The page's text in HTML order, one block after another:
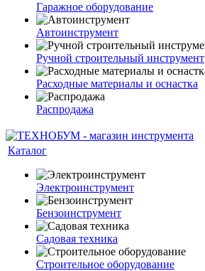
Гаражное оборудование
Автоинструмент
Ручной строительный инструмент
Расходные материалы и оснастка
Распродажа
Каталог
Электроинструмент
Бензоинструмент
Садовая техника
Строительное оборудование